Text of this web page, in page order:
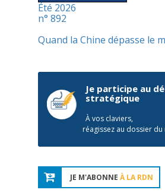
Été 2026
n° 892
Quand la Chine dépasse le
Je participe au
stratégique
À vos claviers,
réagissez au dossier du
JE M'ABONNE À LA RDN